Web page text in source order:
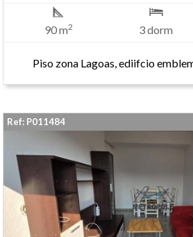
90 m2 3 dorm
Piso zona Lagoas, ediifcio
Ref: P011484